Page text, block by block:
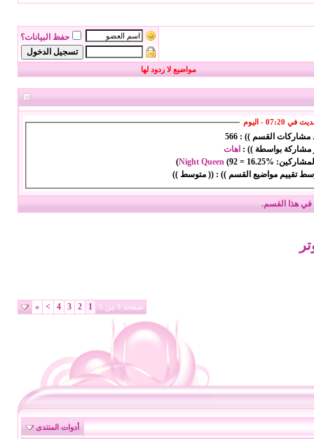
حفظ البيانات؟
مواضيع لا ردود لها
07:20 - اليوم
مشاركات القسم )) : 566
مشاركة بواسطة )) : اهات
Night Queen (92 = 16.25%
)
تقييم مواضيع القسم )) : (( متوسط ))
هذا القسم.
صفحة 1 من 5 1
2
3
4
>
»
أدوات المنتدى